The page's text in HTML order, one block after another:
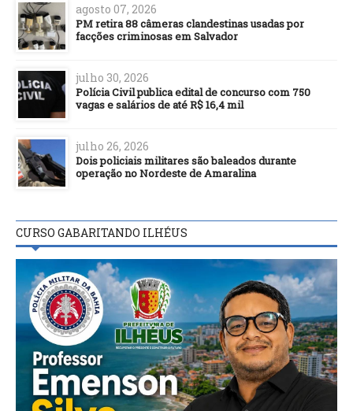
agosto 07, 2026
PM retira 88 câmeras clandestinas usadas por
facções criminosas em Salvador
julho 30, 2026
Polícia Civil publica edital de concurso com 750
vagas e salários de até R$ 16,4 mil
julho 26, 2026
Dois policiais militares são baleados durante
operação no Nordeste de Amaralina
CURSO GABARITANDO ILHÉUS